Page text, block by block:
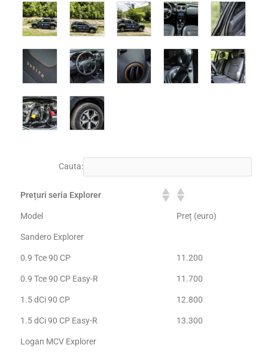
Cauta:
Prețuri seria Explorer
Model Preț (euro)
Sandero Explorer
0.9 Tce 90 CP 11.200
0.9 Tce 90 CP Easy-R 11.700
1.5 dCi 90 CP 12.800
1.5 dCi 90 CP Easy-R 13.300
Logan MCV Explorer